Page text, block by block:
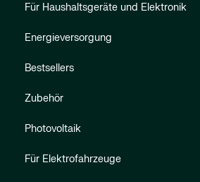
Für Haushaltsgeräte und Elektronik
Energieversorgung
Bestsellers
Zubehör
Photovoltaik
Für Elektrofahrzeuge